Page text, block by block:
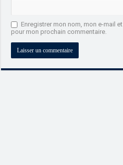
Enregistrer mon nom, mon e-mail
pour mon prochain commentaire.